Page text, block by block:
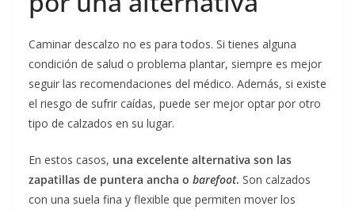
Caminar descalzo no es para todos. Si tienes alguna
condición de salud o problema plantar, siempre es mejor
seguir las recomendaciones del médico. Además, si existe
el riesgo de sufrir caídas, puede ser mejor optar por otro
tipo de calzados en su lugar.
En estos casos, una excelente alternativa son las
zapatillas de puntera ancha o barefoot. Son calzados
con una suela fina y flexible que permiten mover los